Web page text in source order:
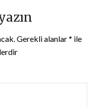
Gerekli alanlar* ile